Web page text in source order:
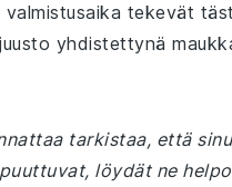
tekevät
yhdistettynä
tarkistaa, että
löydät ne